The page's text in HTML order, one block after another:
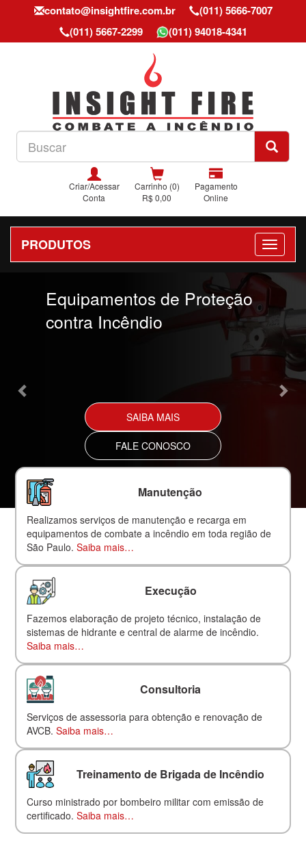
contato@insightfire.com.br
(011) 5666-7007
(011) 5667-2299
(011) 94018-4341
Criar/Acessar
Conta
Carrinho (0)
R$ 0,00
Pagamento
Online
PRODUTOS
Equipamentos de Proteção
contra Incêndio
SAIBA MAIS
FALE CONOSCO
Manutenção
Realizamos serviços de manutenção e recarga em
equipamentos de combate a incêndio em toda região de
São Paulo.Saiba mais…
Execução
Fazemos elaboração de projeto técnico, instalação de
sistemas de hidrante e central de alarme de incêndio.
Saiba mais…
Consultoria
Serviços de assessoria para obtenção e renovação de
AVCB.Saiba mais…
Treinamento de Brigada de Incêndio
Curso ministrado por bombeiro militar com emissão de
certificado.Saiba mais…